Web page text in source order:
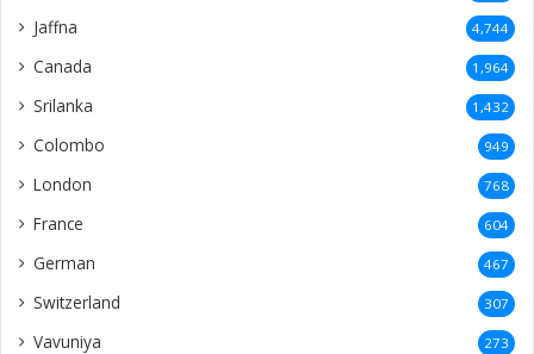
Jaffna 4,744
Canada 1,964
Srilanka 1,432
Colombo 949
London 768
France 604
German 467
Switzerland 307
Vavuniya 273